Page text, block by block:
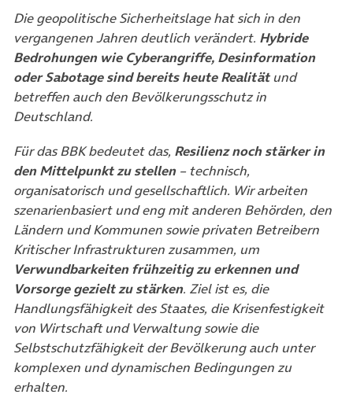
Die geopolitische Sicherheitslage hat sich in den
vergangenen Jahren deutlich verändert. Hybride
Bedrohungen wie Cyberangriffe, Desinformation
oder Sabotage sind bereits heute Realitätund
betreffen auch den Bevölkerungsschutz in
Deutschland.
Für das BBK bedeutet das, Resilienz noch stärker in
den Mittelpunkt zu stellen– technisch,
organisatorisch und gesellschaftlich. Wir arbeiten
szenarienbasiert und eng mit anderen Behörden, den
Ländern und Kommunen sowie privaten Betreibern
Kritischer Infrastrukturen zusammen, um
Verwundbarkeiten frühzeitig zu erkennen und
Vorsorge gezielt zu stärken. Ziel ist es, die
Handlungsfähigkeit des Staates, die Krisenfestigkeit
von Wirtschaft und Verwaltung sowie die
Selbstschutzfähigkeit der Bevölkerung auch unter
komplexen und dynamischen Bedingungen zu
erhalten.